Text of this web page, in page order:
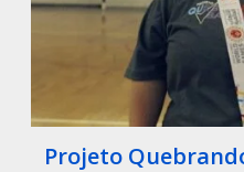
Projeto